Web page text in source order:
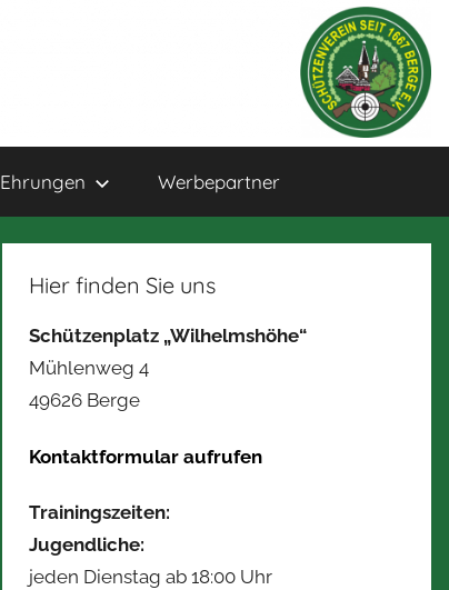
Ehrungen Werbepartner
Hier finden Sie uns
Schützenplatz „Wilhelmshöhe“
Mühlenweg 4
49626 Berge
Kontaktformular aufrufen
Trainingszeiten:
Jugendliche:
jeden Dienstag ab 18:00 Uhr